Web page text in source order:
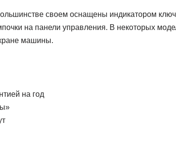
своем оснащены индикатором
на панели управления. В некоторых
машины.
на год